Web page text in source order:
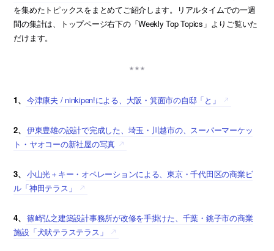
を集めたトピックスをまとめてご紹介します。リアルタイムでの一週
間の集計は、トップページ右下の「Weekly Top Topics」よりご覧いた
だけます。
1、 今津康夫 / ninkipen!による、大阪・箕面市の自邸「と」
2、
伊東豊雄の設計で完成した、埼玉・川越市の、スーパーマーケッ
ト・ヤオコーの新社屋の写真
3、
小山光＋キー・オペレーションによる、東京・千代田区の商業ビ
ル「神田テラス」
4、
篠崎弘之建築設計事務所が改修を手掛けた、千葉・銚子市の商業
施設「犬吠テラステラス」